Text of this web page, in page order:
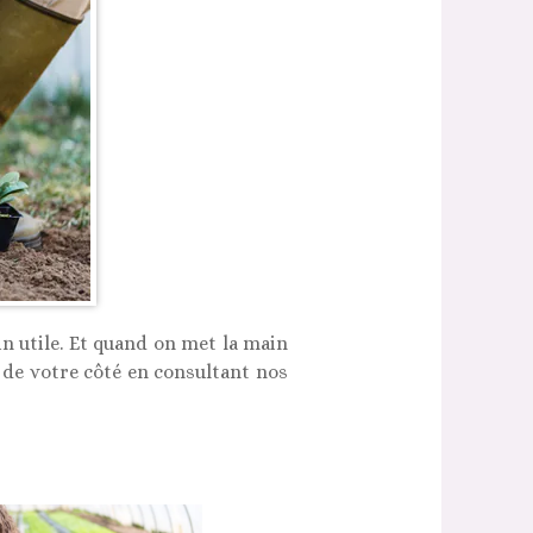
utile. Et quand on met la main
votre côté en consultant nos